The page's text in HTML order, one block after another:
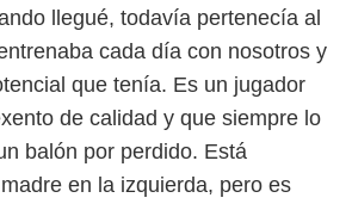
llegué, todavía pertenecía al
cada día con nosotros y
que tenía. Es un jugador
de calidad y que siempre lo
balón por perdido. Está
en la izquierda, pero es